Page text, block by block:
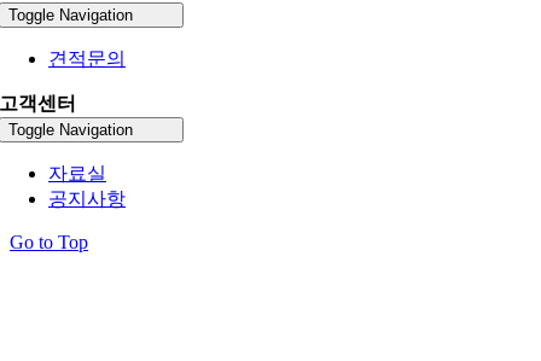
Toggle Navigation
견적문의
고객센터
Toggle Navigation
자료실
공지사항
Go to Top